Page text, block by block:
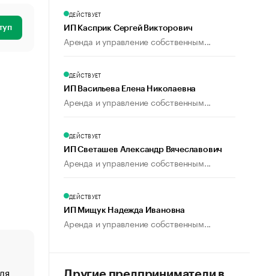
«От спорта тело стареет иначе». Как живет глава
ДЕЙСТВУЕТ
ИП Касприк Сергей Викторович
Аренда и управление собственным...
ДЕЙСТВУЕТ
ИП Васильева Елена Николаевна
Аренда и управление собственным...
ДЕЙСТВУЕТ
ИП Светашев Александр Вячеславович
Аренда и управление собственным...
ДЕЙСТВУЕТ
ИП Мищук Надежда Ивановна
Аренда и управление собственным...